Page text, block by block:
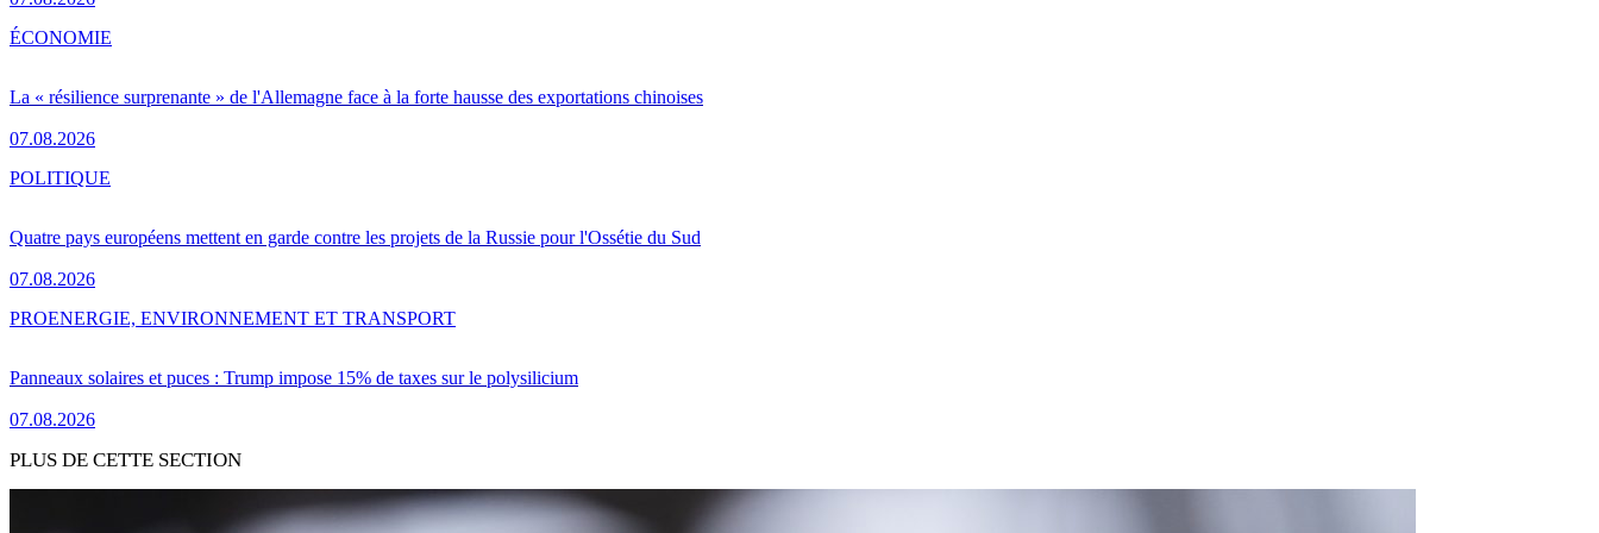
La « résilience surprenante » de l'Allemagne face à la forte hausse des exportations chinoises
07.08.2026
ÉCONOMIE
Quatre pays européens mettent en garde contre les projets de la Russie pour l'Ossétie du Sud
07.08.2026
POLITIQUE
Panneaux solaires et puces : Trump impose 15% de taxes sur le polysilicium
07.08.2026
PROENERGIE, ENVIRONNEMENT ET TRANSPORT
PLUS DE CETTE SECTION